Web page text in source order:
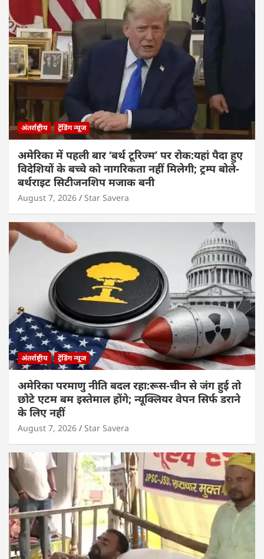
अंतर्राष्ट्रीय ट्रेंडिंग न्यूज
अमेरिका में पहली बार ‘बर्थ टूरिज्म’ पर रोक:यहां पैदा हुए
विदेशियों के बच्चे को नागरिकता नहीं मिलेगी; ट्रम्प बोले-
बर्थराइट सिटीजनशिप मजाक बनी
August 7, 2026 Star Savera
अंतर्राष्ट्रीय ट्रेंडिंग न्यूज
अमेरिका परमाणु नीति बदल रहा:रूस-चीन से जंग हुई तो
छोटे एटम बम इस्तेमाल होंगे; न्यूक्लियर वेपन सिर्फ डराने
के लिए नहीं
August 7, 2026 Star Savera